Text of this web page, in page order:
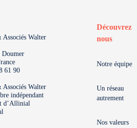
Walter
Doumer
61 90
Walter
indépendant
d’Allinial
Découvrez
nous
Notre équipe
Un réseau
autrement
Nos valeurs